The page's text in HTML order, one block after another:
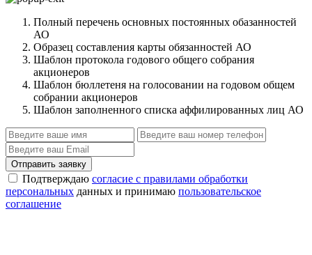
Полный перечень основных постоянных обазанностей
АО
Образец составления карты обязанностей АО
Шаблон протокола годового общего собрания
акционеров
Шаблон бюллетеня на голосовании на годовом общем
собрании акционеров
Шаблон заполненного списка аффилированных лиц АО
Отправить заявку
Подтверждаю согласие с правилами обработки
персональных данных и принимаю пользовательское
соглашение